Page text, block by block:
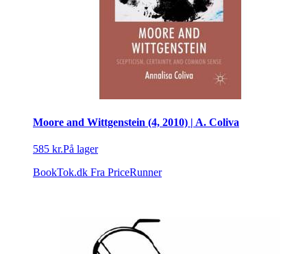
Moore and Wittgenstein (4, 2010) | A. Coliva
585 kr.På lager
BookTok.dk Fra PriceRunner